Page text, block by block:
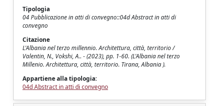
Tipologia
04 Pubblicazione in atti di convegno::04d Abstract in atti di
convegno
Citazione
L'Albania nel terzo millennio. Architettura, città, territorio /
Valentin, N., Vokshi, A.. - (2023), pp. 1-60. (L'Albania nel terzo
Millenio. Architettura, città, territorio. Tirana, Albania ).
Appartiene alla tipologia:
04d Abstract in atti di convegno